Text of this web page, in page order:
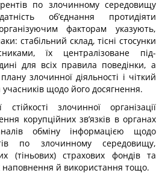
по злочинному середовищу
об’єднання протидіяти
факторам указують,
стабільний склад, тісні стосунки
їх централізоване під­
для всіх правила поведінки, а
злочинної діяльності і чіткий
учасників щодо його досягнення.
злочинної організації
корупційних зв’язків в органах
обміну інформацією щодо
по злочинному середовищу,
(тіньових) страхових фондів та
наповнення й використання тощо.